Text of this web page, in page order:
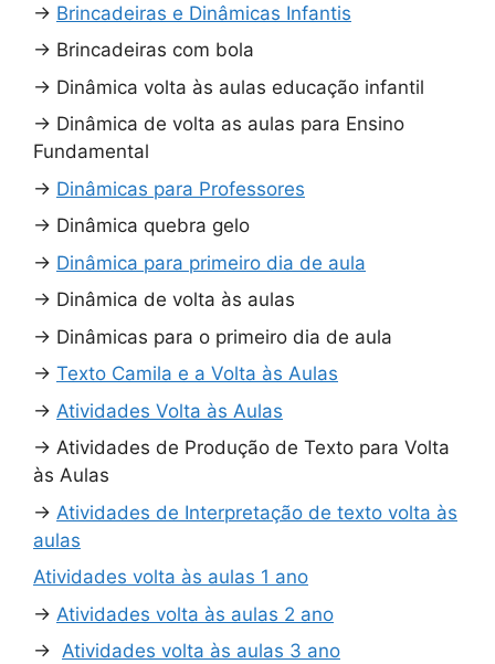
→ Brincadeiras e Dinâmicas Infantis
→ Brincadeiras com bola
→ Dinâmica volta às aulas educação infantil
→ Dinâmica de volta as aulas para Ensino
Fundamental
→ Dinâmicas para Professores
→ Dinâmica quebra gelo
→ Dinâmica para primeiro dia de aula
→ Dinâmica de volta às aulas
→ Dinâmicas para o primeiro dia de aula
→ Texto Camila e a Volta às Aulas
→ Atividades Volta às Aulas
→ Atividades de Produção de Texto para Volta
às Aulas
→ Atividades de Interpretação de texto volta às
aulas
Atividades volta às aulas 1 ano
→ Atividades volta às aulas 2 ano
→ Atividades volta às aulas 3 ano